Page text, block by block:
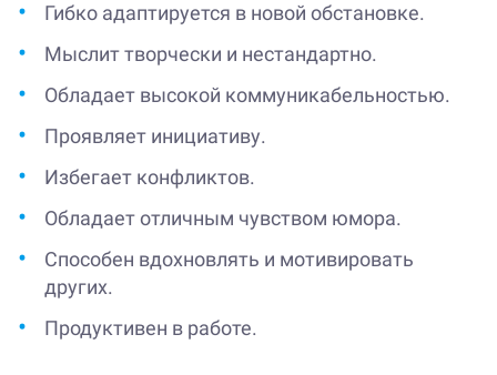
Гибко адаптируется в новой обстановке.
Мыслит творчески и нестандартно.
Обладает высокой коммуникабельностью.
Проявляет инициативу.
Избегает конфликтов.
Обладает отличным чувством юмора.
Способен вдохновлять и мотивировать
других.
Продуктивен в работе.